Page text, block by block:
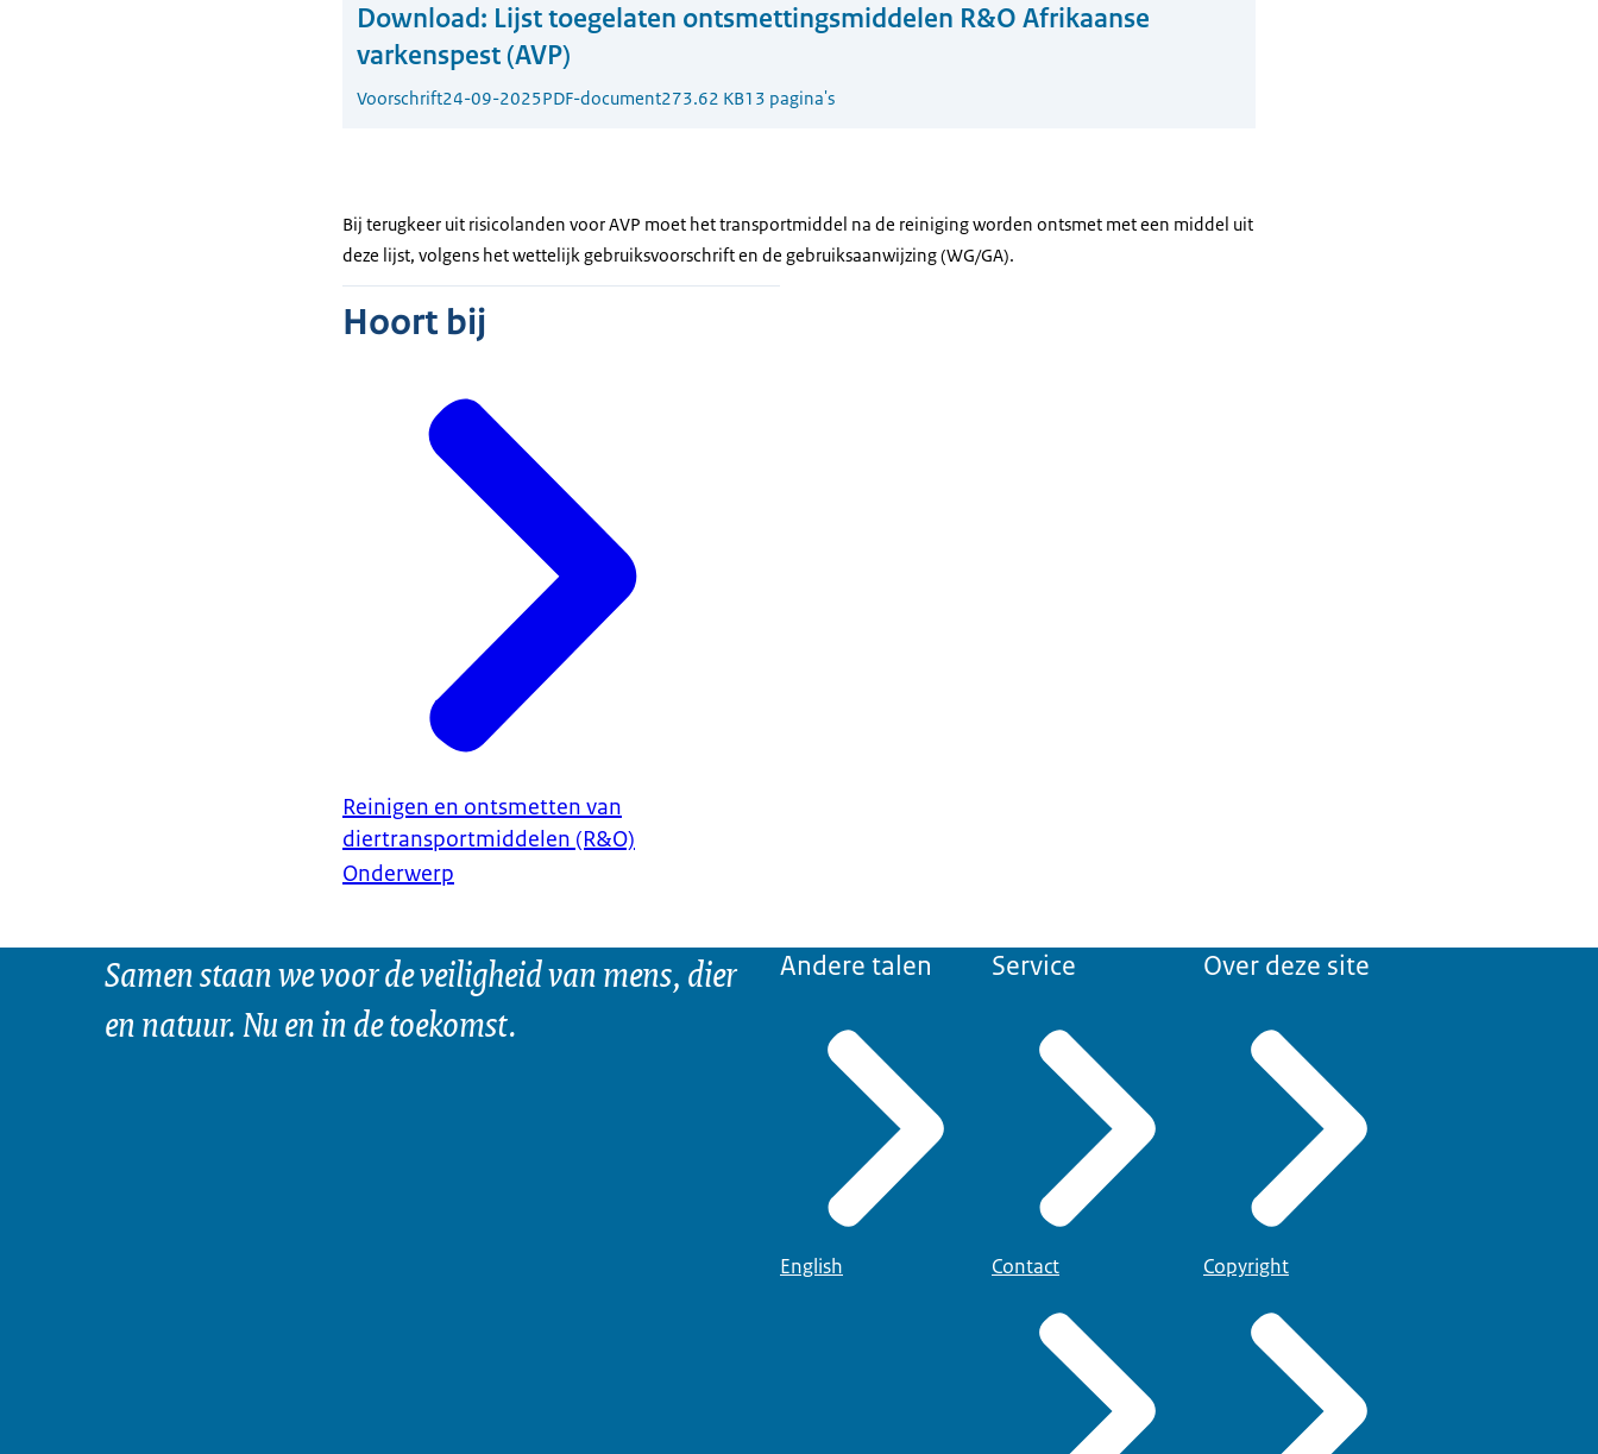
Download: Lijst toegelaten ontsmettingsmiddelen R&O Afrikaanse
varkenspest (AVP)
Voorschrift24-09-2025PDF-document273.62 KB13 pagina's
Bij terugkeer uit risicolanden voor AVP moet het transportmiddel na de reiniging worden ontsmet met een middel uit
deze lijst, volgens het wettelijk gebruiksvoorschrift en de gebruiksaanwijzing (WG/GA).
Hoort bij
Reinigen en ontsmetten van
diertransportmiddelen (R&O)
Onderwerp
Samen staan we voor de veiligheid van mens, dier
en natuur. Nu en in de toekomst.
Andere talen
English
Service
Contact
Over deze site
Copyright